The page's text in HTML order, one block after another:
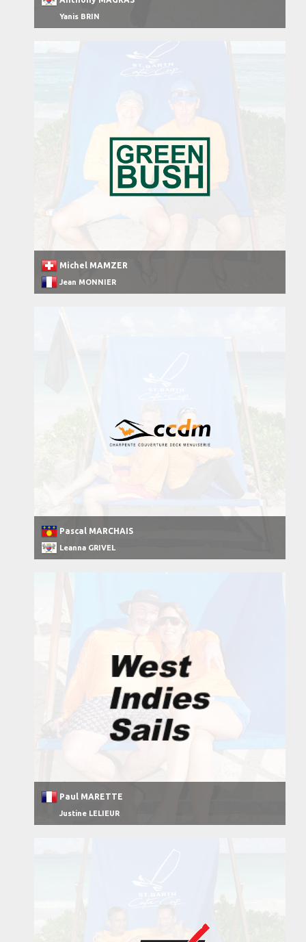
Yanis BRIN
Michel MAMZER
Jean MONNIER
Pascal MARCHAIS
Leanna GRIVEL
Paul MARETTE
Justine LELIEUR